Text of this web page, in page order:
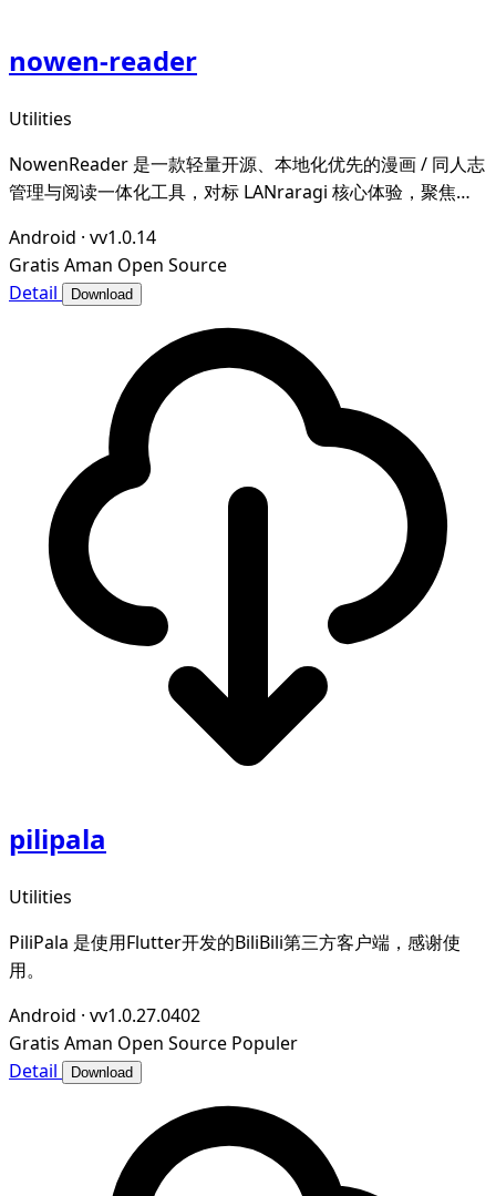
nowen-reader
Utilities
NowenReader 是一款轻量开源、本地化优先的漫画 / 同人志
管理与阅读一体化工具，对标 LANraragi 核心体验，聚焦本
画爱好者打造私域、可控、高效的个人漫画图书馆。
Android · vv1.0.14
Gratis Aman Open Source
Detail
Download
pilipala
Utilities
PiliPala 是使用Flutter开发的BiliBili第三方客户端，感谢使
用。
Android · vv1.0.27.0402
Gratis Aman Open Source Populer
Detail
Download